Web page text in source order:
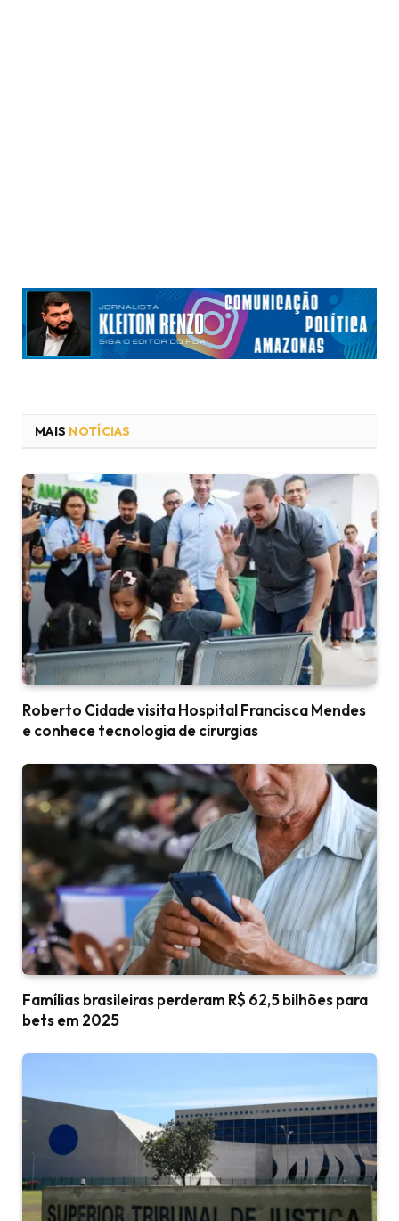
MAIS NOTÍCIAS
Roberto Cidade visita Hospital Francisca Mendes
e conhece tecnologia de cirurgias
Famílias brasileiras perderam R$ 62,5 bilhões para
bets em 2025